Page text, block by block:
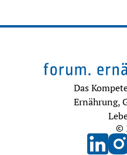
Das
Ernährung,
©